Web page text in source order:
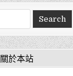
關於本站